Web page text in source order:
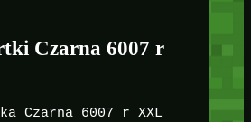
Czarna 6007 r
Czarna 6007 r XXL